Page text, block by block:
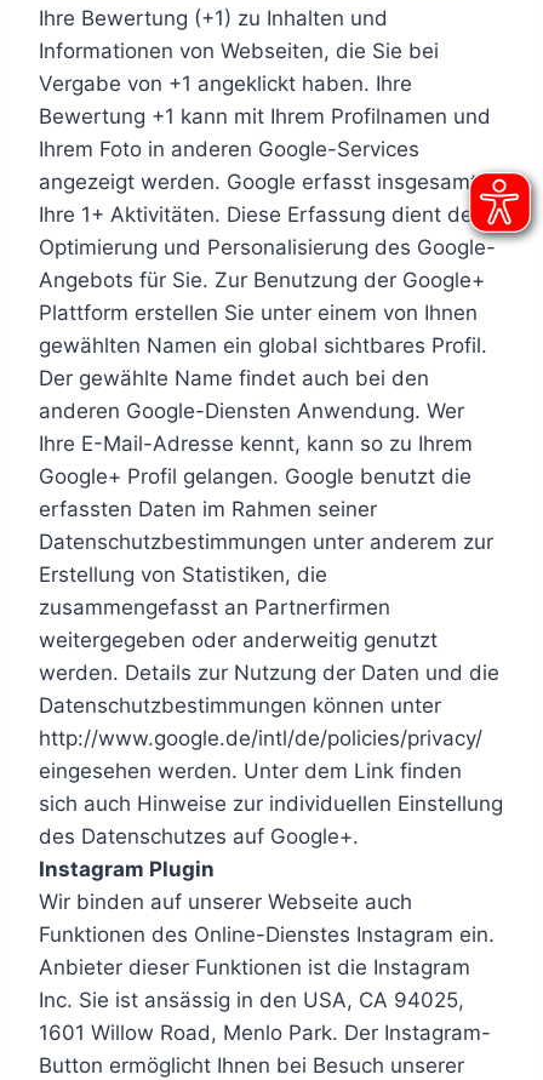
Ihre Bewertung (+1) zu Inhalten und
Informationen von Webseiten, die Sie bei
Vergabe von +1 angeklickt haben. Ihre
Bewertung +1 kann mit Ihrem Profilnamen und
Ihrem Foto in anderen Google-Services
angezeigt werden. Google erfasst insgesamt
Ihre 1+ Aktivitäten. Diese Erfassung dient der
Optimierung und Personalisierung des Google-
Angebots für Sie. Zur Benutzung der Google+
Plattform erstellen Sie unter einem von Ihnen
gewählten Namen ein global sichtbares Profil.
Der gewählte Name findet auch bei den
anderen Google-Diensten Anwendung. Wer
Ihre E-Mail-Adresse kennt, kann so zu Ihrem
Google+ Profil gelangen. Google benutzt die
erfassten Daten im Rahmen seiner
Datenschutzbestimmungen unter anderem zur
Erstellung von Statistiken, die
zusammengefasst an Partnerfirmen
weitergegeben oder anderweitig genutzt
werden. Details zur Nutzung der Daten und die
Datenschutzbestimmungen können unter
http://www.google.de/intl/de/policies/privacy/
eingesehen werden. Unter dem Link finden
sich auch Hinweise zur individuellen Einstellung
des Datenschutzes auf Google+.
Instagram Plugin
Wir binden auf unserer Webseite auch
Funktionen des Online-Dienstes Instagram ein.
Anbieter dieser Funktionen ist die Instagram
Inc. Sie ist ansässig in den USA, CA 94025,
1601 Willow Road, Menlo Park. Der Instagram-
Button ermöglicht Ihnen bei Besuch unserer